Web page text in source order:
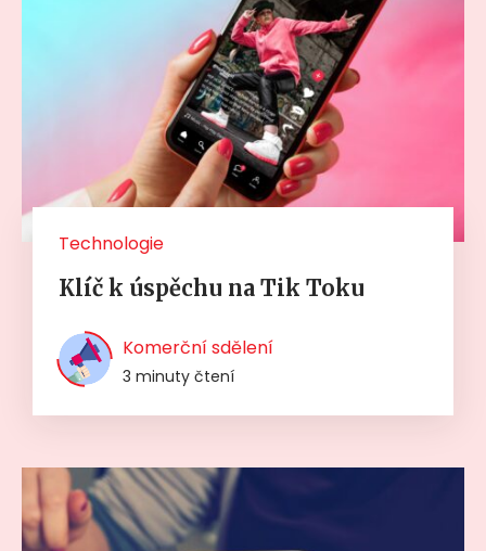
Technologie
Klíč k úspěchu na Tik Toku
Komerční sdělení
3 minuty čtení